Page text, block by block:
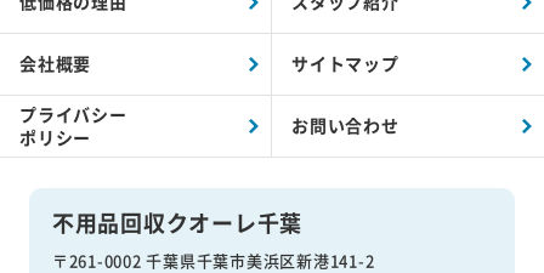
不用品回収クオーレ千葉
〒261-0002 千葉県千葉市美浜区新港141-2
会社概要 サイトマップ
プライバシー
ポリシー
お問い合わせ